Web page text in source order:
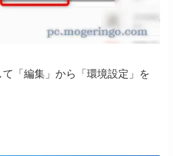
「編集」から「環境設定」を